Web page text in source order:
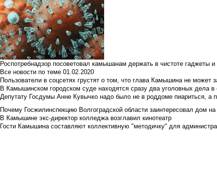
Роспотребнадзор посоветовал камышанам держать в чистоте гаджеты
Все новости по теме 01.02.2020
Пользователи в соцсетях грустят о том, что глава Камышина не может
В Камышинском городском суде находятся сразу два уголовных дела
Депутату Госдумы Анне Кувычко надо было не в роддоме пиариться, а
Почему Госжилинспекцию Волгоградской области заинтересовал дом
В Камышине экс-директор колледжа возглавил кинотеатр
Гости Камышина составляют коллективную "методичку" для